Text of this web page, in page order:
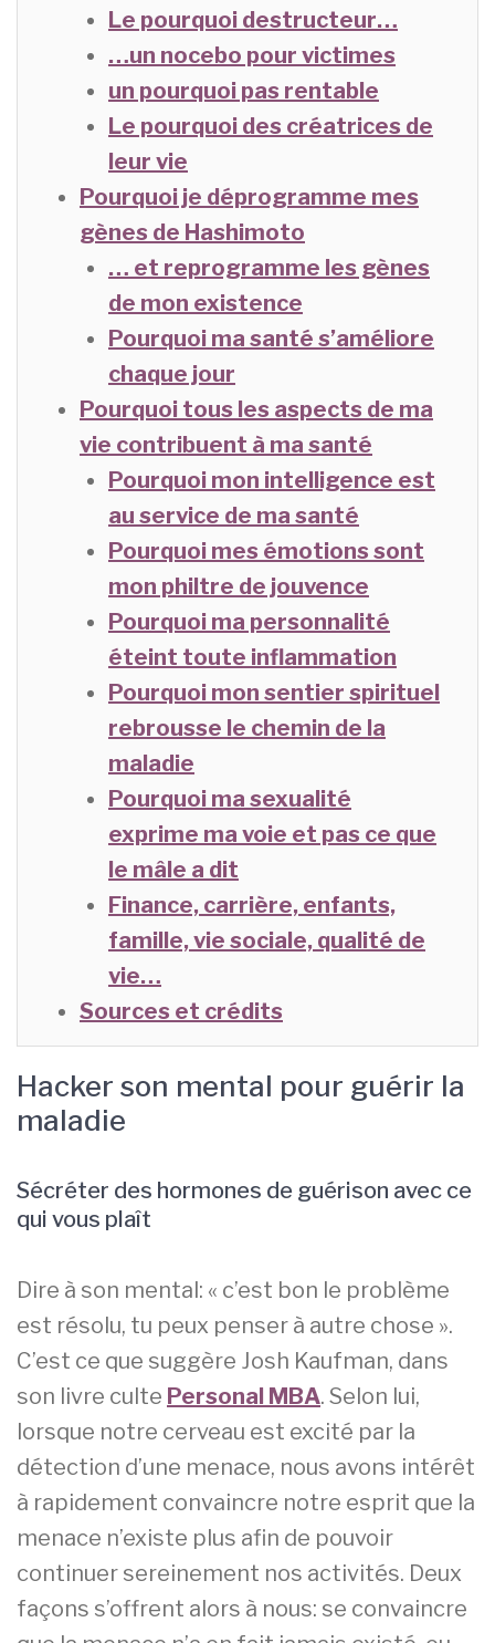
Le pourquoi destructeur…
…un nocebo pour victimes
un pourquoi pas rentable
Le pourquoi des créatrices de
leur vie
Pourquoi je déprogramme mes
gènes de Hashimoto
… et reprogramme les gènes
de mon existence
Pourquoi ma santé s’améliore
chaque jour
Pourquoi tous les aspects de ma
vie contribuent à ma santé
Pourquoi mon intelligence est
au service de ma santé
Pourquoi mes émotions sont
mon philtre de jouvence
Pourquoi ma personnalité
éteint toute inflammation
Pourquoi mon sentier spirituel
rebrousse le chemin de la
maladie
Pourquoi ma sexualité
exprime ma voie et pas ce que
le mâle a dit
Finance, carrière, enfants,
famille, vie sociale, qualité de
vie…
Sources et crédits
Hacker son mental pour guérir la
maladie
Sécréter des hormones de guérison avec ce
qui vous plaît
Dire à son mental: « c’est bon le problème
est résolu, tu peux penser à autre chose ».
C’est ce que suggère Josh Kaufman, dans
son livre culte Personal MBA. Selon lui,
lorsque notre cerveau est excité par la
détection d’une menace, nous avons intérêt
à rapidement convaincre notre esprit que la
menace n’existe plus afin de pouvoir
continuer sereinement nos activités. Deux
façons s’offrent alors à nous: se convaincre